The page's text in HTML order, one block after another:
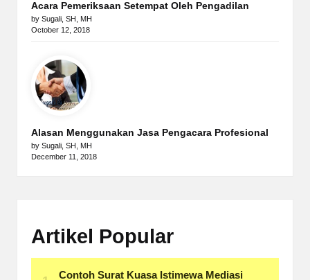
Acara Pemeriksaan Setempat Oleh Pengadilan
by Sugali, SH, MH
October 12, 2018
Alasan Menggunakan Jasa Pengacara Profesional
by Sugali, SH, MH
December 11, 2018
Artikel Popular